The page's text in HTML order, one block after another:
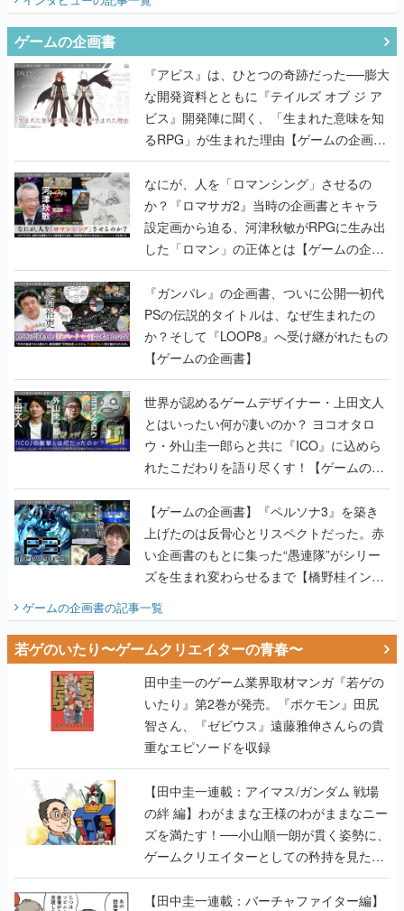
ゲームの企画書
『アビス』は、ひとつの奇跡だった──膨大
な開発資料とともに『テイルズ オブ ジ ア
ビス』開発陣に聞く、「生まれた意味を知
るRPG」が生まれた理由【ゲームの企画
書】
なにが、人を「ロマンシング」させるの
か？『ロマサガ2』当時の企画書とキャラ
設定画から迫る、河津秋敏がRPGに生み出
した「ロマン」の正体とは【ゲームの企画
書】
『ガンパレ』の企画書、ついに公開━初代
PSの伝説的タイトルは、なぜ生まれたの
か？そして『LOOP8』へ受け継がれたもの
【ゲームの企画書】
世界が認めるゲームデザイナー・上田文人
とはいったい何が凄いのか？ ヨコオタロ
ウ・外山圭一郎らと共に『ICO』に込めら
れたこだわりを語り尽くす！【ゲームの企
画書】
【ゲームの企画書】『ペルソナ3』を築き
上げたのは反骨心とリスペクトだった。赤
い企画書のもとに集った“愚連隊”がシリー
ズを生まれ変わらせるまで【橋野桂インタ
ビュー】
ゲームの企画書の記事一覧
若ゲのいたり〜ゲームクリエイターの青春〜
田中圭一のゲーム業界取材マンガ『若ゲの
いたり』第2巻が発売。『ポケモン』田尻
智さん、『ゼビウス』遠藤雅伸さんらの貴
重なエピソードを収録
【田中圭一連載：アイマス/ガンダム 戦場
の絆 編】わがままな王様のわがままなニー
ズを満たす！──小山順一朗が貫く姿勢に、
ゲームクリエイターとしての矜持を見た
【若ゲのいたり最終回】
【田中圭一連載：バーチャファイター編】